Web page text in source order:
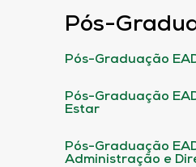
Pós-
Pós-Graduação
Pós-Graduação
Estar
Pós-Graduação
Administração e